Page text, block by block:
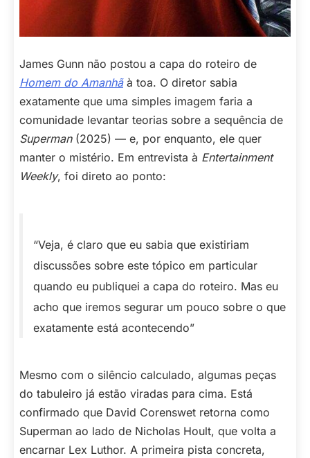
James Gunn não postou a capa do roteiro de
Homem do Amanhãà toa. O diretor sabia
exatamente que uma simples imagem faria a
comunidade levantar teorias sobre a sequência de
Superman(2025) — e, por enquanto, ele quer
manter o mistério. Em entrevista à Entertainment
Weekly, foi direto ao ponto:
“Veja, é claro que eu sabia que existiriam
discussões sobre este tópico em particular
quando eu publiquei a capa do roteiro. Mas eu
acho que iremos segurar um pouco sobre o que
exatamente está acontecendo”
Mesmo com o silêncio calculado, algumas peças
do tabuleiro já estão viradas para cima. Está
confirmado que David Corenswet retorna como
Superman ao lado de Nicholas Hoult, que volta a
encarnar Lex Luthor. A primeira pista concreta,